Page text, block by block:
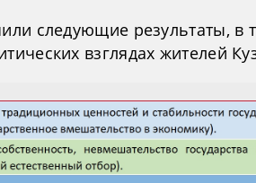
следующие результаты, в
взглядах жителей